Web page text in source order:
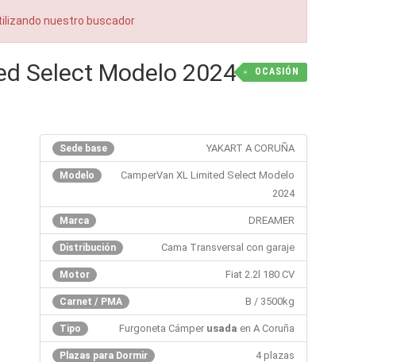
nuestro buscador
OCASIÓN
Select Modelo 2024
Sede base YAKART A CORUÑA
Modelo
CamperVan XL Limited Select Modelo
2024
Marca DREAMER
Distribución Cama Transversal con garaje
Motor Fiat 2.2l 180 CV
Carnet / PMA B / 3500kg
Tipo Furgoneta Cámper usada en A Coruña
Plazas para Dormir 4 plazas